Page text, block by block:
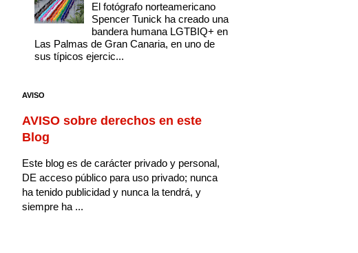
El fotógrafo norteamericano
Spencer Tunick ha creado una
bandera humana LGTBIQ+ en
Las Palmas de Gran Canaria, en uno de
sus típicos ejercic...
AVISO
AVISO sobre derechos en este
Blog
Este blog es de carácter privado y personal,
DE acceso público para uso privado; nunca
ha tenido publicidad y nunca la tendrá, y
siempre ha ...